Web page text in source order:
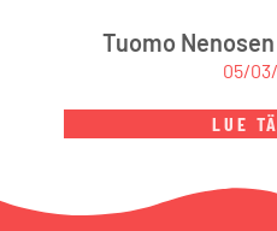
Tuomo
05/
LUE